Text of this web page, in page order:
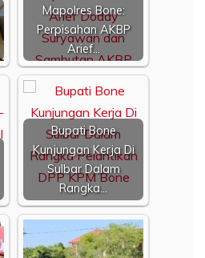
Mapolres Bone:
Perpisahan AKBP
Arief…
Bupati Bone
Kunjungan Kerja Di
Sulbar Dalam
Rangka…